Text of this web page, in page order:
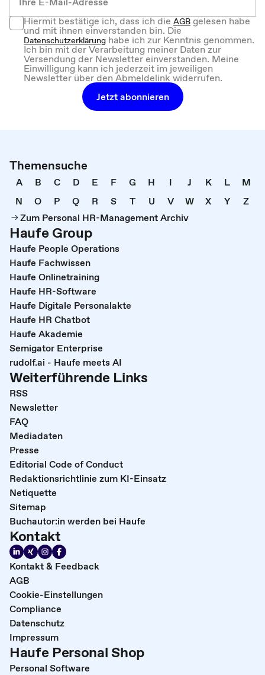
Hiermit bestätige ich, dass ich dieAGBgelesen habe
und mit ihnen einverstanden bin. Die
Datenschutzerklärung habe ich zur Kenntnis genommen.
Ich bin mit der Verarbeitung meiner Daten zur
Versendung der Newsletter einverstanden. Meine
Einwilligung kann ich jederzeit im jeweiligen
Newsletter über den Abmeldelink widerrufen.
Jetzt abonnieren
Themensuche
A B C D E F G H I J K L
M
N
O P Q R S T U V W X Y
Z
Zum Personal HR-Management Archiv
Haufe Group
Haufe People Operations
Haufe Fachwissen
Haufe Onlinetraining
Haufe HR-Software
Haufe Digitale Personalakte
Haufe HR Chatbot
Haufe Akademie
Semigator Enterprise
rudolf.ai - Haufe meets AI
Weiterführende Links
RSS
Newsletter
FAQ
Mediadaten
Presse
Editorial Code of Conduct
Redaktionsrichtlinie zum KI-Einsatz
Netiquette
Sitemap
Buchautor:in werden bei Haufe
Kontakt
Kontakt & Feedback
AGB
Cookie-Einstellungen
Compliance
Datenschutz
Impressum
Haufe Personal Shop
Personal Software